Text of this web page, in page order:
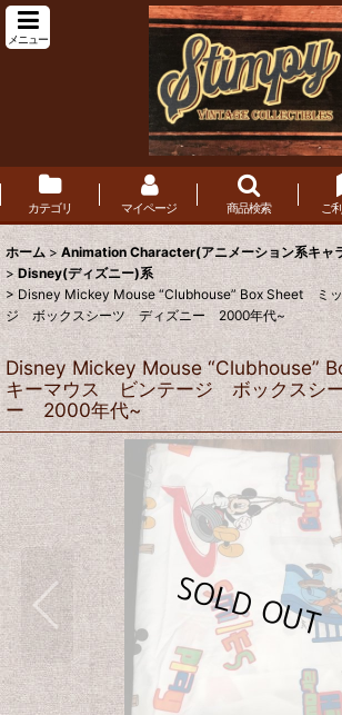
メニュー
カテゴリ マイページ 商品検索 ご
ホーム > Animation Character(アニメーション系キャ
> Disney(ディズニー)系
> Disney Mickey Mouse “Clubhouse” Box Sheet ミ
ジ ボックスシーツ ディズニー 2000年代~
Disney Mickey Mouse “Clubhouse”
キーマウス ビンテージ ボックスシ
ー 2000年代~